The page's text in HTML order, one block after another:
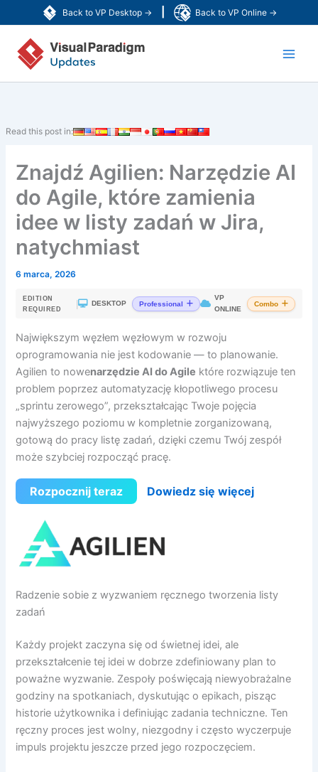
Back to VP Desktop → Back to VP Online →
do
treści
Read this post in:
Znajdź Agilien: Narzędzie AI
do Agile, które zamienia
idee w listy zadań w Jira,
natychmiast
6 marca, 2026
EDITION
REQUIRED
DESKTOP Professional
VP
ONLINE
Combo
Największym węzłem węzłowym w rozwoju
oprogramowania nie jest kodowanie — to planowanie.
Agilien to nowenarzędzie AI do Agile które rozwiązuje ten
problem poprzez automatyzację kłopotliwego procesu
„sprintu zerowego”, przekształcając Twoje pojęcia
najwyższego poziomu w kompletnie zorganizowaną,
gotową do pracy listę zadań, dzięki czemu Twój zespół
może szybciej rozpocząć pracę.
Rozpocznij teraz Dowiedz się więcej
Radzenie sobie z wyzwaniem ręcznego tworzenia listy
zadań
Każdy projekt zaczyna się od świetnej idei, ale
przekształcenie tej idei w dobrze zdefiniowany plan to
poważne wyzwanie. Zespoły poświęcają niewyobrażalne
godziny na spotkaniach, dyskutując o epikach, pisząc
historie użytkownika i definiując zadania techniczne. Ten
ręczny proces jest wolny, niezgodny i często wyczerpuje
impuls projektu jeszcze przed jego rozpoczęciem.